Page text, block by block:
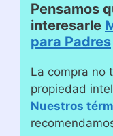
Pensamos
interesarle
para Padres
La compra no
propiedad
Nuestros